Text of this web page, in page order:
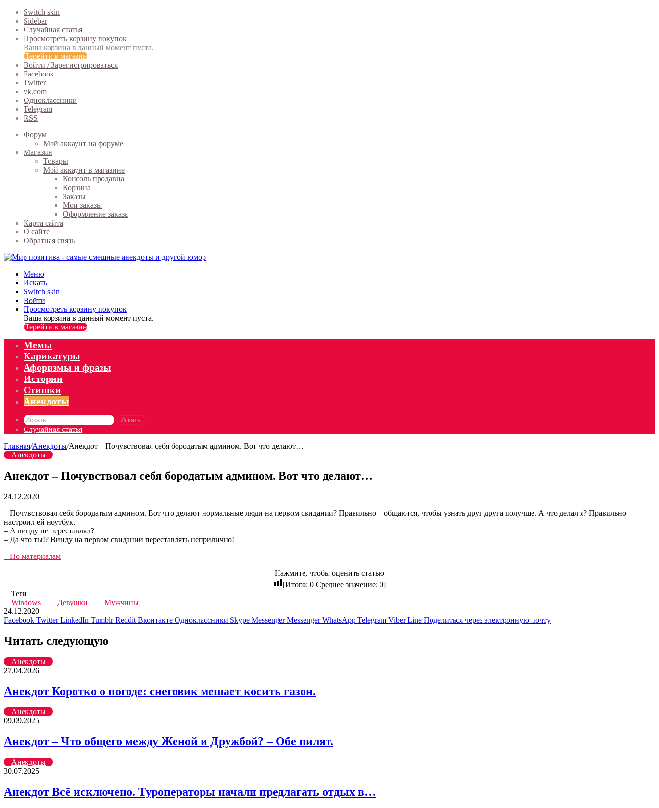
Switch skin
Sidebar
Случайная статья
Просмотреть корзину покупок
Ваша корзина в данный момент пуста.
Перейти в магазин
Войти / Зарегистрироваться
Facebook
Twitter
vk.com
Одноклассники
Telegram
RSS
Форум
Мой аккаунт на форуме
Магазин
Товары
Мой аккаунт в магазине
Консоль продавца
Корзина
Заказы
Мои заказы
Оформление заказа
Карта сайта
О сайте
Обратная связь
Меню
Искать
Switch skin
Войти
Просмотреть корзину покупок
Ваша корзина в данный момент пуста.
Перейти в магазин
Мемы
Карикатуры
Афоризмы и фразы
Истории
Стишки
Анекдоты
Искать
Случайная статья
Главная/Анекдоты/Анекдот – Почувствовал себя бородатым админом. Вот что делают…
Анекдоты
Анекдот – Почувствовал себя бородатым админом. Вот что делают…
24.12.2020
– Почувствовал себя бородатым админом. Вот что делают нормальные люди на первом свидании? Правильно – общаются, чтобы узнать друг друга получше. А что делал я? Правильно –
настроил ей ноутбук.
– А винду не переставлял?
– Да что ты!? Винду на первом свидании переставлять неприлично!
– По материалам
Нажмите, чтобы оценить статью
[Итого: 0 Среднее значение: 0]
Теги
Windows
Девушки
Мужчины
24.12.2020
Facebook Twitter LinkedIn Tumblr Reddit Вконтакте Одноклассники Skype Messenger Messenger WhatsApp Telegram Viber Line Поделиться через электронную почту
Читать следующую
Анекдоты
27.04.2026
Анекдот Коротко о погоде: снеговик мешает косить газон.
Анекдоты
09.09.2025
Анекдот – Что общего между Женой и Дружбой? – Обе пилят.
Анекдоты
30.07.2025
Анекдот Всё исключено. Туроператоры начали предлагать отдых в…